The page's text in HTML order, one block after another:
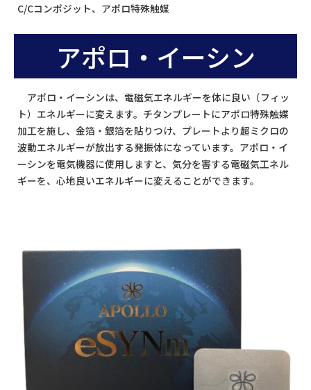
C/Cコンポジット、アポロ特殊触媒
アポロ・イーシン
アポロ・イーシンは、電磁気エネルギーを体に良い（フィッ
ト）エネルギーに変えます。チタンプレートにアポロ特殊触媒
加工を施し、金箔・銀箔を貼りつけ、プレートより超ミクロの
波動エネルギーが放出する発振体になっています。アポロ・イ
ーシンを電気機器に使用しますと、気分を害する電磁気工ネル
ギーを、心地良いエネルギーに変えることができます。